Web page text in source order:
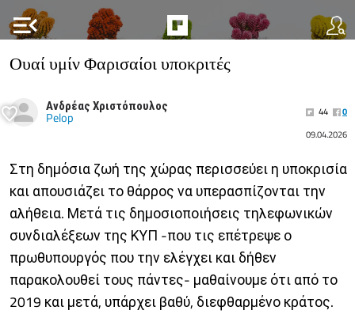
menu_open
Ουαί υμίν Φαρισαίοι υποκριτές
Ανδρέας Χριστόπουλος
Pelop 44
0
09.04.2026
Στη δημόσια ζωή της χώρας περισσεύει η υποκρισία
και απουσιάζει το θάρρος να υπερασπίζονται την
αλήθεια. Μετά τις δημοσιοποιήσεις τηλεφωνικών
συνδιαλέξεων της ΚΥΠ -που τις επέτρεψε ο
πρωθυπουργός που την ελέγχει και δήθεν
παρακολουθεί τους πάντες- μαθαίνουμε ότι από το
2019 και μετά, υπάρχει βαθύ, διεφθαρμένο κράτος.